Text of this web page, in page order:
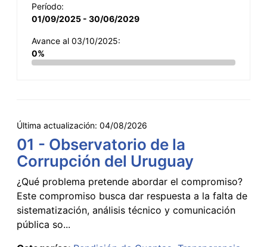
Período:
01/09/2025 - 30/06/2029
Avance al 03/10/2025:
0%
Última actualización: 04/08/2026
01 - Observatorio de la
Corrupción del Uruguay
¿Qué problema pretende abordar el compromiso?
Este compromiso busca dar respuesta a la falta de
sistematización, análisis técnico y comunicación
pública so...